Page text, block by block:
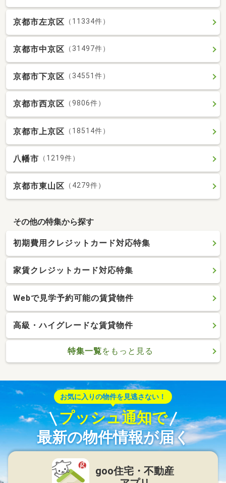
京都市左京区 （11334件）
京都市中京区 （31497件）
京都市下京区 （34551件）
京都市西京区 （9806件）
京都市上京区 （18514件）
八幡市 （1219件）
京都市東山区 （4279件）
その他の特集から探す
初期費用クレジットカード対応特集
家賃クレジットカード対応特集
Webで見学予約可能の賃貸物件
高級・ハイグレードな賃貸物件
特集一覧をもっと見る
お気に入りの物件を見逃さない！
プッシュ通知で
最新の物件情報が届く
goo住宅・不動産